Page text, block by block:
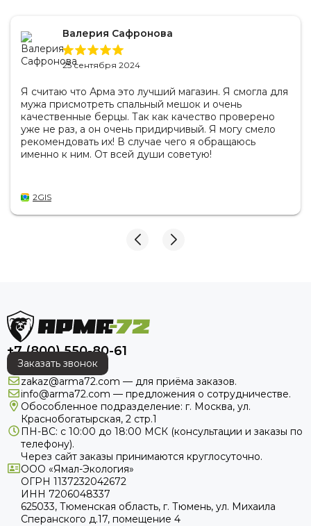
Валерия Сафронова
25 сентября 2024
Я считаю что Арма это лучший магазин. Я смогла для
мужа присмотреть спальный мешок и очень
качественные берцы. Так как качество проверено
уже не раз, а он очень придирчивый. Я могу смело
рекомендовать их! В случае чего я обращаюсь
именно к ним. От всей души советую!
2GIS
+7 (800) 550-80-61
Заказать звонок
zakaz@arma72.com — для приёма заказов.
info@arma72.com — предложения о сотрудничестве.
Обособленное подразделение: г. Москва, ул.
Краснобогатырская, 2 стр.1
ПН-ВС: с 10:00 до 18:00 МСК (консультации и заказы по
телефону).
Через сайт заказы принимаются круглосуточно.
ООО «Ямал-Экология»
ОГРН 1137232042672
ИНН 7206048337
625033, Тюменская область, г. Тюмень, ул. Михаила
Сперанского д.17, помещение 4